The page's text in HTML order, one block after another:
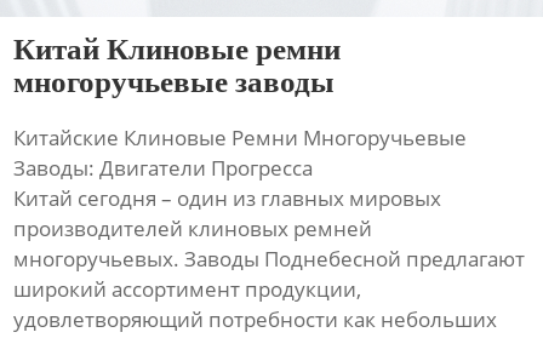
Китай Клиновые ремни
многоручьевые заводы
Китайские Клиновые Ремни Многоручьевые
Заводы: Двигатели Прогресса
Китай сегодня – один из главных мировых
производителей клиновых ремней
многоручьевых. Заводы Поднебесной предлагают
широкий ассортимент продукции,
удовлетворяющий потребности как небольших